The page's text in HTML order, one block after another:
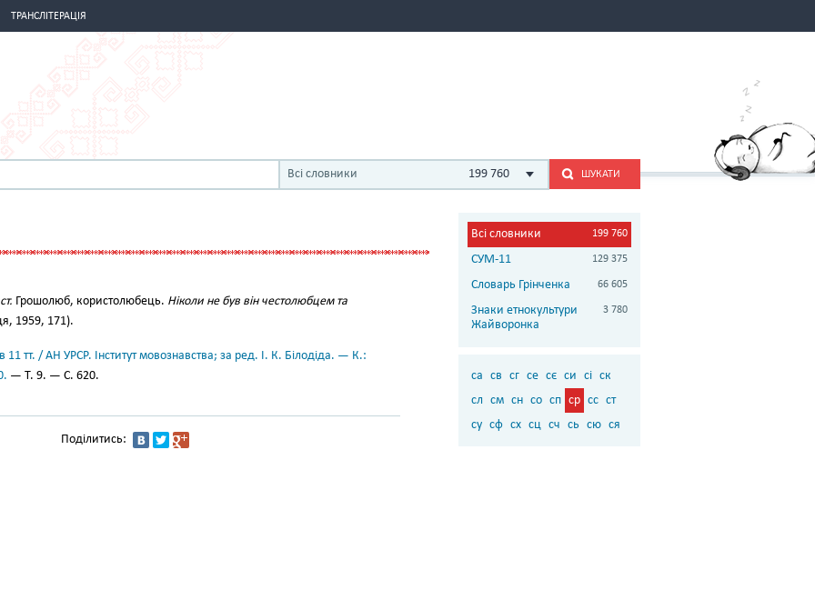
ТРАНСЛІТЕРАЦІЯ
Всі словники 199 760 ШУКАТИ
Грошолюб, користолюбець. Ніколи не був він честолюбцем та
1959, 171).
11 тт. / АН УРСР. Інститут мовознавства; за ред. І. К. Білодіда. — К.:
— Т. 9. — С. 620.
Поділитись:
Всі словники 199 760
СУМ-11 129 375
Словарь Грінченка 66 605
Знаки етнокультури
Жайворонка
3 780
са св сг се сє си сі ск
сл см сн со сп ср сс ст
су сф сх сц сч сь сю ся